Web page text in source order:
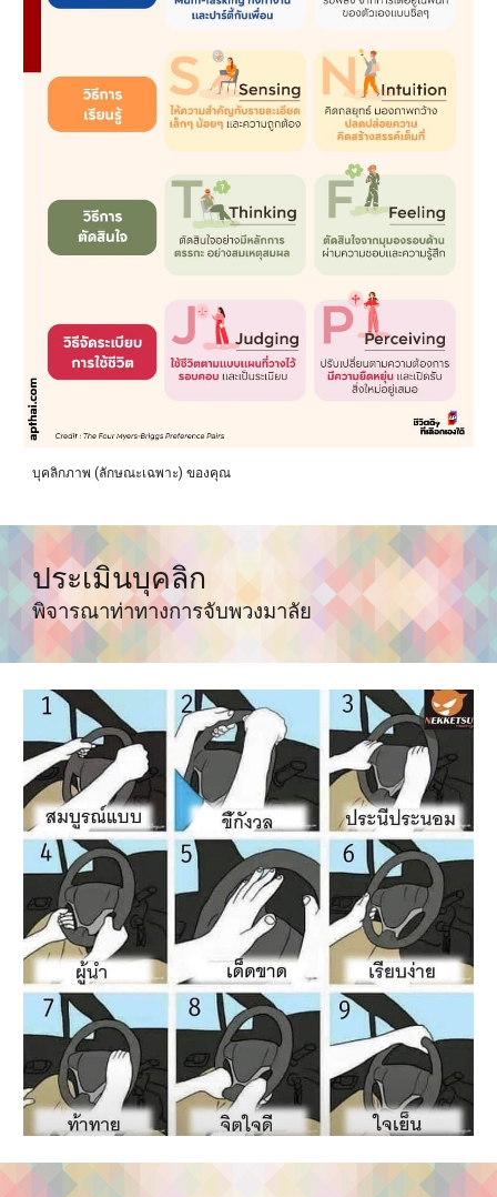
บุคลิกภาพ (ลักษณะเฉพาะ) ของคุณ
ประเมินบุคลิก
พิจารณาท่าทางการจับพวงมาลัย